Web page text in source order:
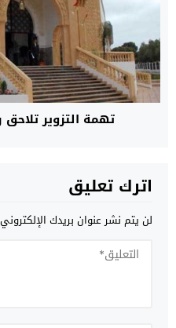
تهمة التزوير تلاحق
اترك تعليق
لن يتم نشر عنوان بريدك